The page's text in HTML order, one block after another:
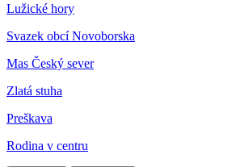
Lužické hory
Svazek obcí Novoborska
Mas Český sever
Zlatá stuha
Preškava
Rodina v centru